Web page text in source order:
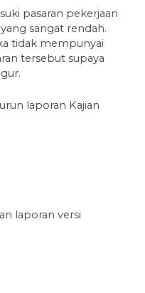
pasaran pekerjaan
sangat rendah.
tidak mempunyai
tersebut supaya
laporan Kajian
laporan versi